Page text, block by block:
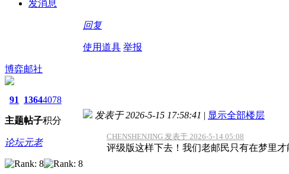
发消息
回复
使用道具 举报
博弈邮社
91
主题
1364
帖子
4078
积分
论坛元老
发表于 2026-5-15 17:58:41 | 显示全部楼层
CHENSHENJING 发表于 2026-5-14 05:08
评级版这样下去！我们老邮民只有在梦里